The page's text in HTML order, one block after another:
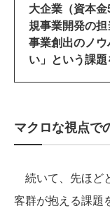
大企業（資本
規事業開発の
事業創出のノ
い」という課
マクロな視点で
続いて、先ほど
客群が抱える課題